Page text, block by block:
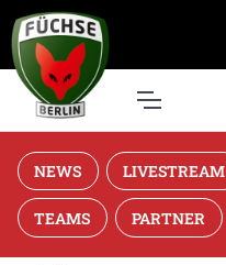
NEWS LIVESTREAM
TEAMS PARTNER